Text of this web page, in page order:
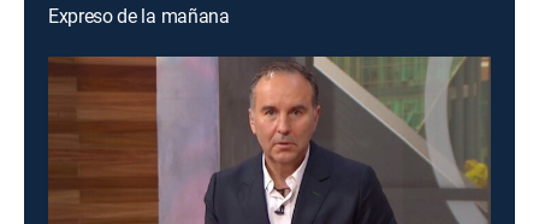
Expreso de la mañana